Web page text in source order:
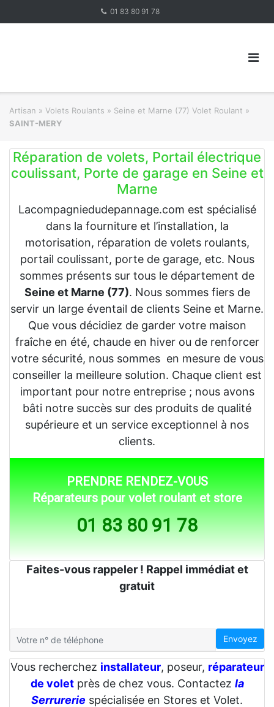
01 83 80 91 78
Artisan » Volets Roulants » Seine et Marne (77) Volet Roulant »
SAINT-MERY
Réparation de volets, Portail électrique
coulissant, Porte de garage en Seine et
Marne
Lacompagniedudepannage.com est spécialisé
dans la fourniture et l’installation, la
motorisation, réparation de volets roulants,
portail coulissant, porte de garage, etc. Nous
sommes présents sur tous le département de
Seine et Marne (77). Nous sommes fiers de
servir un large éventail de clients Seine et Marne.
Que vous décidiez de garder votre maison
fraîche en été, chaude en hiver ou de renforcer
votre sécurité, nous sommes en mesure de vous
conseiller la meilleure solution. Chaque client est
important pour notre entreprise ; nous avons
bâti notre succès sur des produits de qualité
supérieure et un service exceptionnel à nos
clients.
PRENDRE RENDEZ-VOUS
Réparateurs pour volet roulant et store
01 83 80 91 78
Faites-vous rappeler ! Rappel immédiat et
gratuit
Envoyez
Vous recherchez installateur, poseur, réparateur
de voletprès de chez vous. Contactez la
Serrurerie spécialisée en Stores et Volet.